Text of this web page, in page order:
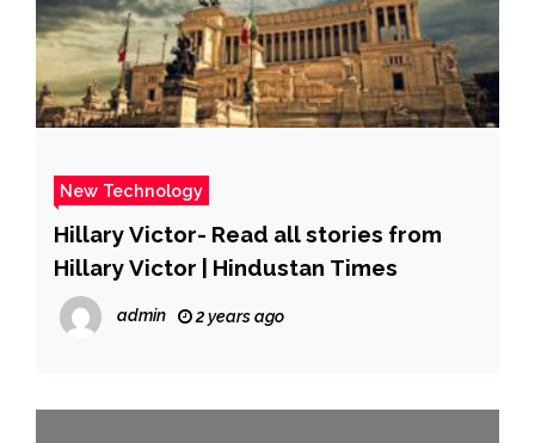
New Technology
Hillary Victor- Read all stories from
Hillary Victor | Hindustan Times
admin 2 years ago